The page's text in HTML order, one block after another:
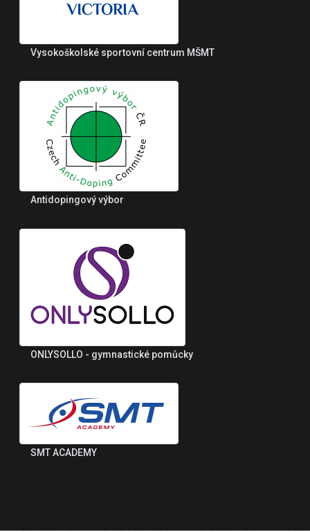
Vysokoškolské sportovní centrum MŠMT
Antidopingový výbor
ONLYSOLLO - gymnastické pomůcky
SMT ACADEMY